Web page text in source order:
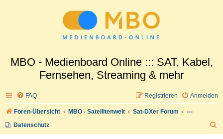
MBO - Medienboard Online ::: SAT, Kabel,
Fernsehen, Streaming & mehr
FAQ Anmelden
Registrieren
Foren-Übersicht MBO - Satellitenwelt Sat-DXer Forum
---
Datenschutz